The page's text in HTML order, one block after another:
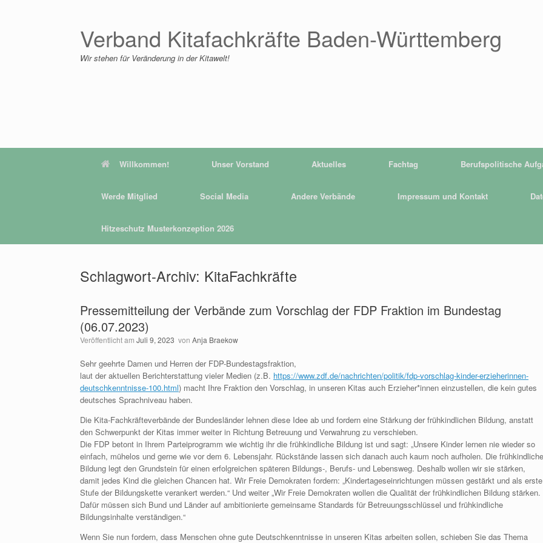
Verband Kitafachkräfte Baden-Württemberg
Wir stehen für Veränderung in der Kitawelt!
Willkommen! Unser Vorstand Aktuelles Fachtag Berufspolitische
Werde Mitglied Social Media Andere Verbände Impressum und Kontakt
Hitzeschutz Musterkonzeption 2026
Schlagwort-Archiv: KitaFachkräfte
Pressemitteilung der Verbände zum Vorschlag der FDP Fraktion im Bundestag
(06.07.2023)
Veröffentlicht am Juli 9, 2023 von Anja Braekow
Sehr geehrte Damen und Herren der FDP-Bundestagsfraktion,
laut der aktuellen Berichterstattung vieler Medien (z.B. https://www.zdf.de/nachrichten/politik/fdp-vorschlag-kinder-erzieherinnen-
deutschkenntnisse-100.html) macht Ihre Fraktion den Vorschlag, in unseren Kitas auch Erzieher*innen einzustellen, die kein gutes
deutsches Sprachniveau haben.
Die Kita-Fachkräfteverbände der Bundesländer lehnen diese Idee ab und fordern eine Stärkung der frühkindlichen Bildung, anstatt
den Schwerpunkt der Kitas immer weiter in Richtung Betreuung und Verwahrung zu verschieben.
Die FDP betont in Ihrem Parteiprogramm wie wichtig ihr die frühkindliche Bildung ist und sagt: „Unsere Kinder lernen nie wieder so
einfach, mühelos und gerne wie vor dem 6. Lebensjahr. Rückstände lassen sich danach auch kaum noch aufholen. Die frühkindliche
Bildung legt den Grundstein für einen erfolgreichen späteren Bildungs-, Berufs- und Lebensweg. Deshalb wollen wir sie stärken,
damit jedes Kind die gleichen Chancen hat. Wir Freie Demokraten fordern: „Kindertageseinrichtungen müssen gestärkt und als erste
Stufe der Bildungskette verankert werden.“ Und weiter „Wir Freie Demokraten wollen die Qualität der frühkindlichen Bildung stärken.
Dafür müssen sich Bund und Länder auf ambitionierte gemeinsame Standards für Betreuungsschlüssel und frühkindliche
Bildungsinhalte verständigen.“
Wenn Sie nun fordern, dass Menschen ohne gute Deutschkenntnisse in unseren Kitas arbeiten sollen, schieben Sie das Thema